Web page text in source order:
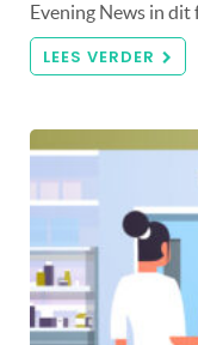
Evening News in dit
LEES VERDER